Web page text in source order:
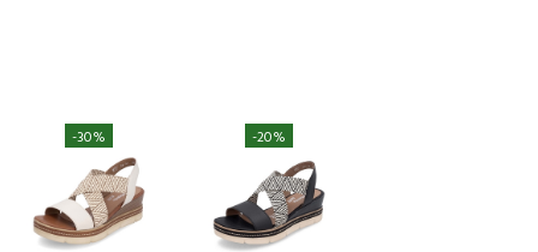
-30% -20%